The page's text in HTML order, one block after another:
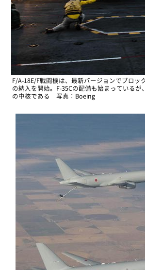
F/A-18E/F戦闘機は、最新バージョンでブロッ
の納入を開始。F-35Cの配備も始まっているが
の中核である 写真：Boeing